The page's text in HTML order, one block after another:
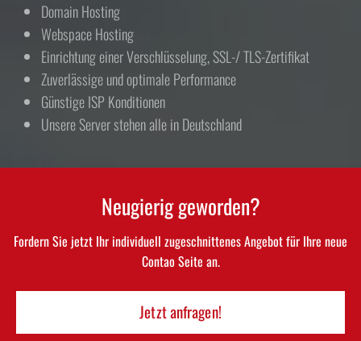
Domain Hosting
Webspace Hosting
Einrichtung einer Verschlüsselung, SSL-/ TLS-Zertifikat
Zuverlässige und optimale Performance
Günstige ISP Konditionen
Unsere Server stehen alle in Deutschland
Neugierig geworden?
Fordern Sie jetzt Ihr individuell zugeschnittenes Angebot für Ihre neue
Contao Seite an.
Jetzt anfragen!